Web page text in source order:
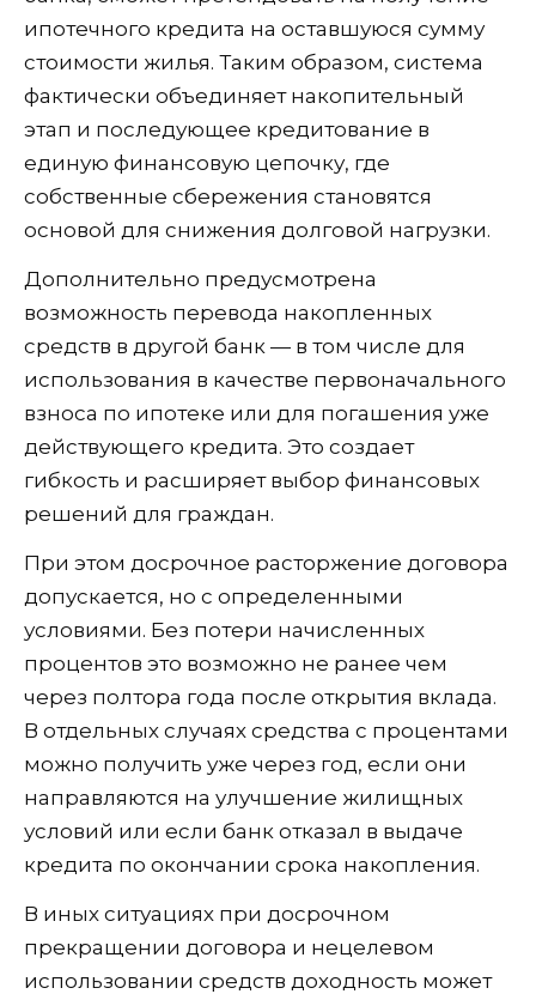
ипотечного кредита на оставшуюся сумму
стоимости жилья. Таким образом, система
фактически объединяет накопительный
этап и последующее кредитование в
единую финансовую цепочку, где
собственные сбережения становятся
основой для снижения долговой нагрузки.
Дополнительно предусмотрена
возможность перевода накопленных
средств в другой банк — в том числе для
использования в качестве первоначального
взноса по ипотеке или для погашения уже
действующего кредита. Это создает
гибкость и расширяет выбор финансовых
решений для граждан.
При этом досрочное расторжение договора
допускается, но с определенными
условиями. Без потери начисленных
процентов это возможно не ранее чем
через полтора года после открытия вклада.
В отдельных случаях средства с процентами
можно получить уже через год, если они
направляются на улучшение жилищных
условий или если банк отказал в выдаче
кредита по окончании срока накопления.
В иных ситуациях при досрочном
прекращении договора и нецелевом
использовании средств доходность может